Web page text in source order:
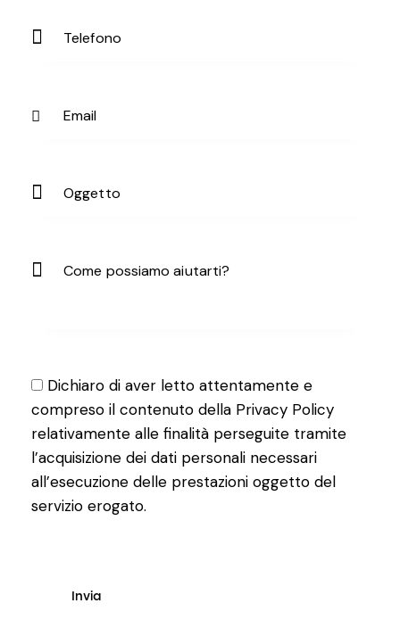
Dichiaro di aver letto attentamente e
compreso il contenuto della Privacy Policy
relativamente alle finalità perseguite tramite
l’acquisizione dei dati personali necessari
all’esecuzione delle prestazioni oggetto del
servizio erogato.